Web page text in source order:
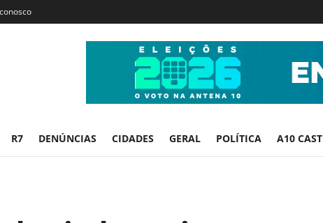
R7 DENÚNCIAS CIDADES GERAL POLÍTICA A10 CAST